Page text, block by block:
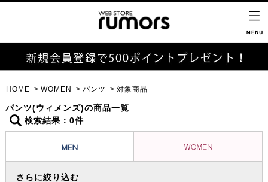
HOME WOMEN パンツ 対象商品
パンツ(ウィメンズ)の商品一覧
検索結果：0件
さらに絞り込む